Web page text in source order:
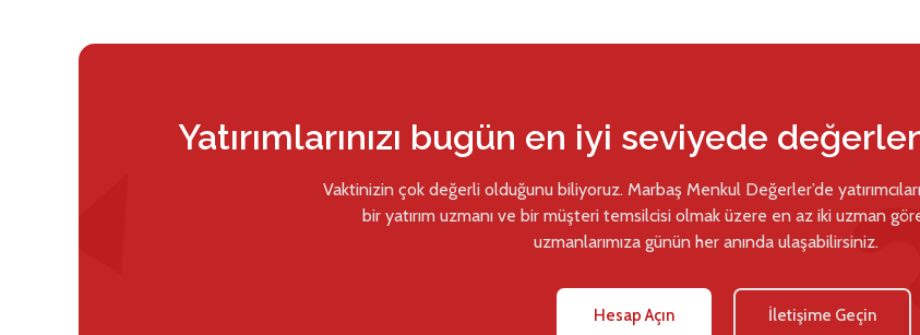
Yatırımlarınızı bugün en iyi seviyede
Vaktinizin çok değerli olduğunu biliyoruz. Marbaş Menkul Değerler’de
bir yatırım uzmanı ve bir müşteri temsilcisi olmak üzere en az iki uzman
uzmanlarımıza günün her anında ulaşabilirsiniz.
Hesap Açın İletişime Geçin